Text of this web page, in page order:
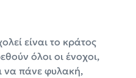
είναι το κράτος
όλοι οι ένοχοι,
να πάνε φυλακή,